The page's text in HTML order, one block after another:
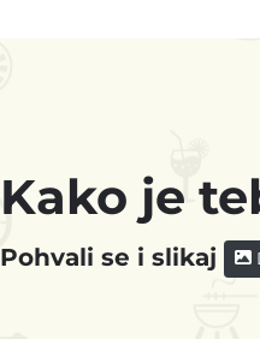
Kako je
Pohvali se i slikaj